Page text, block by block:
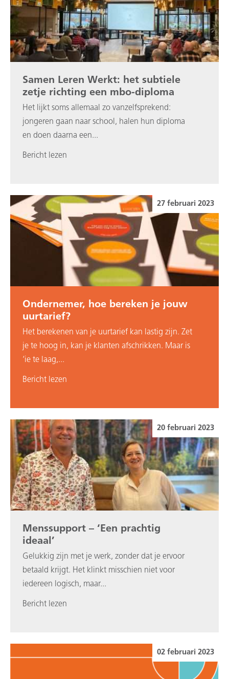
Samen Leren Werkt: het subtiele
zetje richting een mbo-diploma
Het lijkt soms allemaal zo vanzelfsprekend:
jongeren gaan naar school, halen hun diploma
en doen daarna een...
Bericht lezen
Ondernemer, hoe bereken je jouw
uurtarief?
27 februari 2023
Het berekenen van je uurtarief kan lastig zijn. Zet
je te hoog in, kan je klanten afschrikken. Maar is
‘ie te laag,...
Bericht lezen
Menssupport – ‘Een prachtig
ideaal’
20 februari 2023
Gelukkig zijn met je werk, zonder dat je ervoor
betaald krijgt. Het klinkt misschien niet voor
iedereen logisch, maar...
Bericht lezen
02 februari 2023